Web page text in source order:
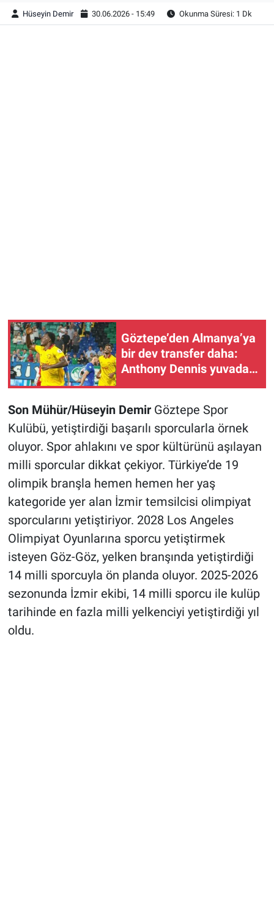
Hüseyin Demir 30.06.2026 - 15:49 Okunma Süresi: 1 Dk
Göztepe’den Almanya’ya
bir dev transfer daha:
Anthony Dennis yuvadan
Son Mühür/Hüseyin Demir Göztepe Spor
Kulübü, yetiştirdiği başarılı sporcularla örnek
oluyor. Spor ahlakını ve spor kültürünü aşılayan
milli sporcular dikkat çekiyor. Türkiye’de 19
olimpik branşla hemen hemen her yaş
kategoride yer alan İzmir temsilcisi olimpiyat
sporcularını yetiştiriyor. 2028 Los Angeles
Olimpiyat Oyunlarına sporcu yetiştirmek
isteyen Göz-Göz, yelken branşında yetiştirdiği
14 milli sporcuyla ön planda oluyor. 2025-2026
sezonunda İzmir ekibi, 14 milli sporcu ile kulüp
tarihinde en fazla milli yelkenciyi yetiştirdiği yıl
oldu.